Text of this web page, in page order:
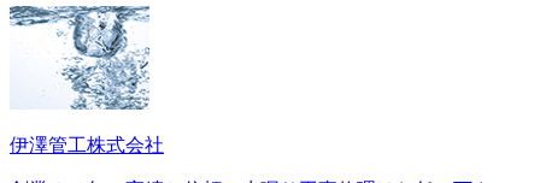
伊澤管工株式会社